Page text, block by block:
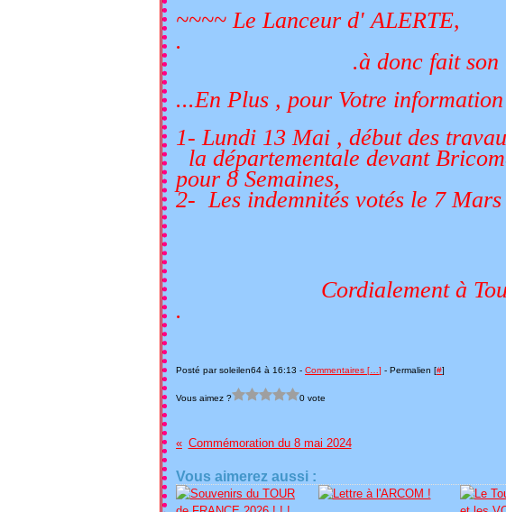
~~~~ Le Lanceur d' ALERTE,
.
.à donc fait son
...En Plus , pour Votre
1- Lundi 13 Mai , début des
la départementale devant
pour 8 Semaines,
2- Les indemnités votés le 7
Cordialement à
.
Posté par soleilen64 à 16:13 - Commentaires [ ] - Permalien [#]
Vous aimez ? 0 vote
Commémoration du 8 mai 2024
Vous aimerez aussi :